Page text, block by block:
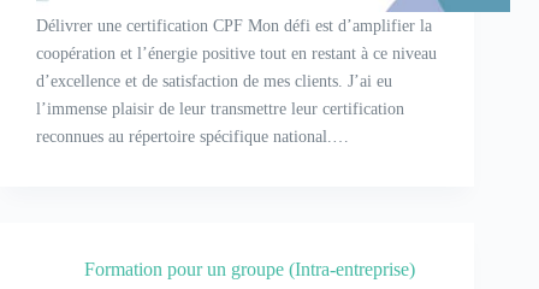
Délivrer une certification CPF Mon défi est d’amplifier la
coopération et l’énergie positive tout en restant à ce niveau
d’excellence et de satisfaction de mes clients. J’ai eu
l’immense plaisir de leur transmettre leur certification
reconnues au répertoire spécifique national.…
Formation pour un groupe (Intra-entreprise)